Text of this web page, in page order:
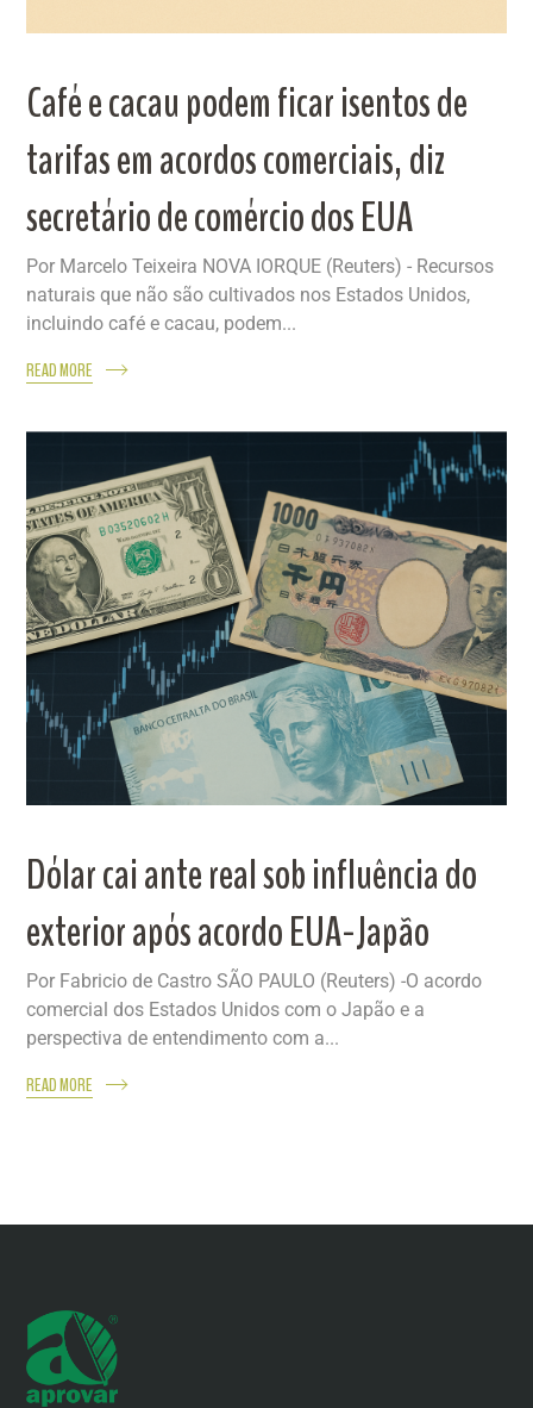
Café e cacau podem ficar isentos de
tarifas em acordos comerciais, diz
secretário de comércio dos EUA
Por Marcelo Teixeira NOVA IORQUE (Reuters) - Recursos
naturais que não são cultivados nos Estados Unidos,
incluindo café e cacau, podem...
READ MORE
Dólar cai ante real sob influência do
exterior após acordo EUA-Japão
Por Fabricio de Castro SÃO PAULO (Reuters) -O acordo
comercial dos Estados Unidos com o Japão e a
perspectiva de entendimento com a...
READ MORE